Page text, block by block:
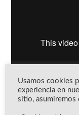
Usamos cookies
experiencia en
sitio, asumiremos